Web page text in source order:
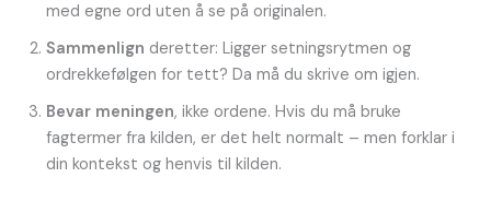
med egne ord uten å se på originalen.
Sammenlign deretter: Ligger setningsrytmen og
ordrekkefølgen for tett? Da må du skrive om igjen.
Bevar meningen, ikke ordene. Hvis du må bruke
fagtermer fra kilden, er det helt normalt – men forklar i
din kontekst og henvis til kilden.